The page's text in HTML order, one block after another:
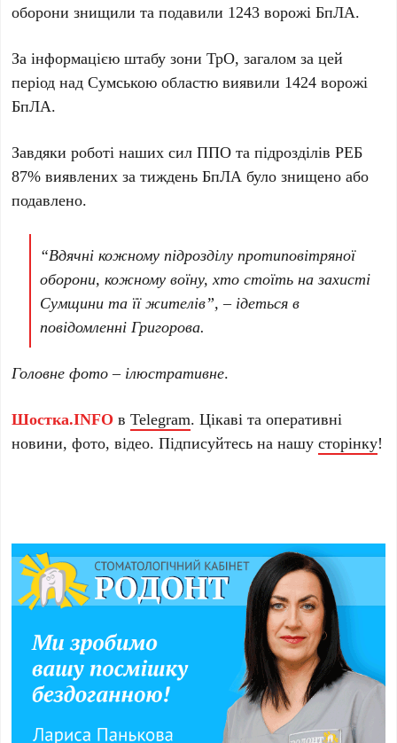
оборони знищили та подавили 1243 ворожі БпЛА.
За інформацією штабу зони ТрО, загалом за цей
період над Сумською областю виявили 1424 ворожі
БпЛА.
Завдяки роботі наших сил ППО та підрозділів РЕБ
87% виявлених за тиждень БпЛА було знищено або
подавлено.
“Вдячні кожному підрозділу протиповітряної
оборони, кожному воїну, хто стоїть на захисті
Сумщини та її жителів”, – ідеться в
повідомленні Григорова.
Головне фото – ілюстративне.
Шостка.INFO вTelegram. Цікаві та оперативні
новини, фото, відео. Підписуйтесь на нашусторінку!